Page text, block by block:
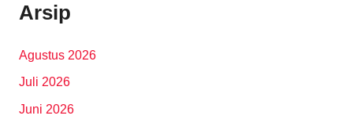
Arsip
Agustus 2026
Juli 2026
Juni 2026